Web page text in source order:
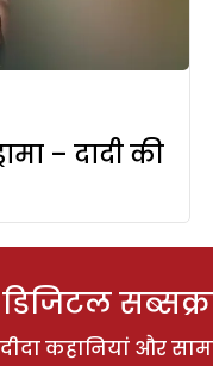
– दादी की
डिजिटल
कहानियां और